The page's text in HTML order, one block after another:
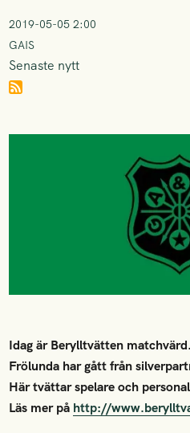
2019-05-05 2:00
GAIS
Senaste nytt
Idag är Berylltvätten
Frölunda har gått från
Här tvättar spelare och
Läs mer på http://